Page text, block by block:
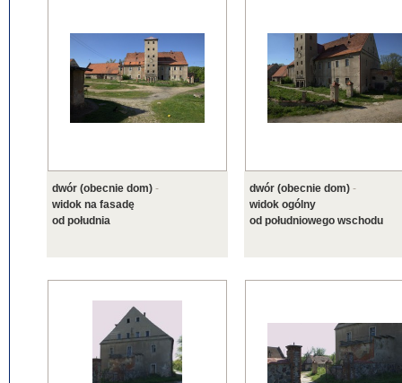
dwór (obecnie dom) -
widok na fasadę
od południa
dwór (obecnie dom) -
widok ogólny
od południowego wschodu